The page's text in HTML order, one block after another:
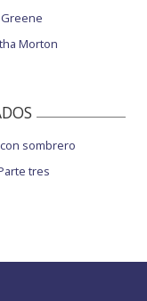
Morton
sombrero
tres